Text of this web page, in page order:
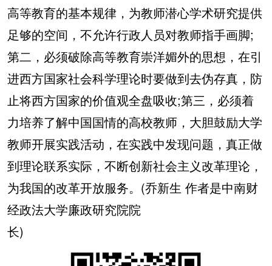
高等教育的基本规律，为教师潜心学术研究提供
足够的空间，不允许行政人员对教师指手画脚;
第二，必须破除高等教育崇洋媚外的思想，在引
进西方国家社会科学理论时要做到去伪存真，防
止将西方国家的价值观全盘吸收;第三，必须着
力培养了解中国国情的高校教师，大胆鼓励大学
教师开展实践活动，在实践中发现问题，真正做
到理论联系实际，不断创新社会主义改革理论，
为我国的改革开放服务。(乔新生 作者是中南财
经政法大学廉政研究院院